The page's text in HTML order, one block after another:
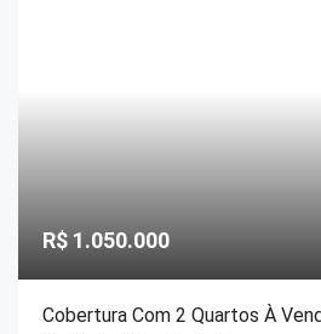
R$ 1.050.000
Cobertura Com 2 Quartos À